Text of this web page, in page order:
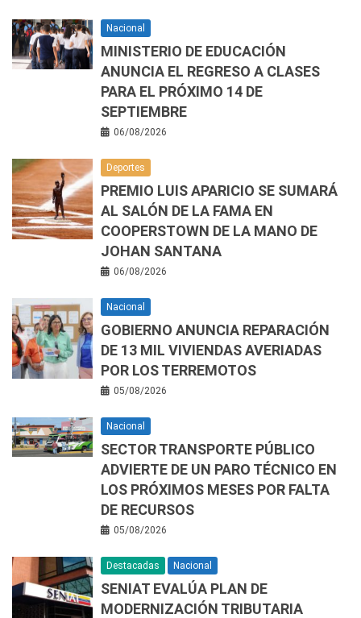
Nacional
MINISTERIO DE EDUCACIÓN
ANUNCIA EL REGRESO A CLASES
PARA EL PRÓXIMO 14 DE
SEPTIEMBRE
06/08/2026
Deportes
PREMIO LUIS APARICIO SE SUMARÁ
AL SALÓN DE LA FAMA EN
COOPERSTOWN DE LA MANO DE
JOHAN SANTANA
06/08/2026
Nacional
GOBIERNO ANUNCIA REPARACIÓN
DE 13 MIL VIVIENDAS AVERIADAS
POR LOS TERREMOTOS
05/08/2026
Nacional
SECTOR TRANSPORTE PÚBLICO
ADVIERTE DE UN PARO TÉCNICO EN
LOS PRÓXIMOS MESES POR FALTA
DE RECURSOS
05/08/2026
Destacadas Nacional
SENIAT EVALÚA PLAN DE
MODERNIZACIÓN TRIBUTARIA